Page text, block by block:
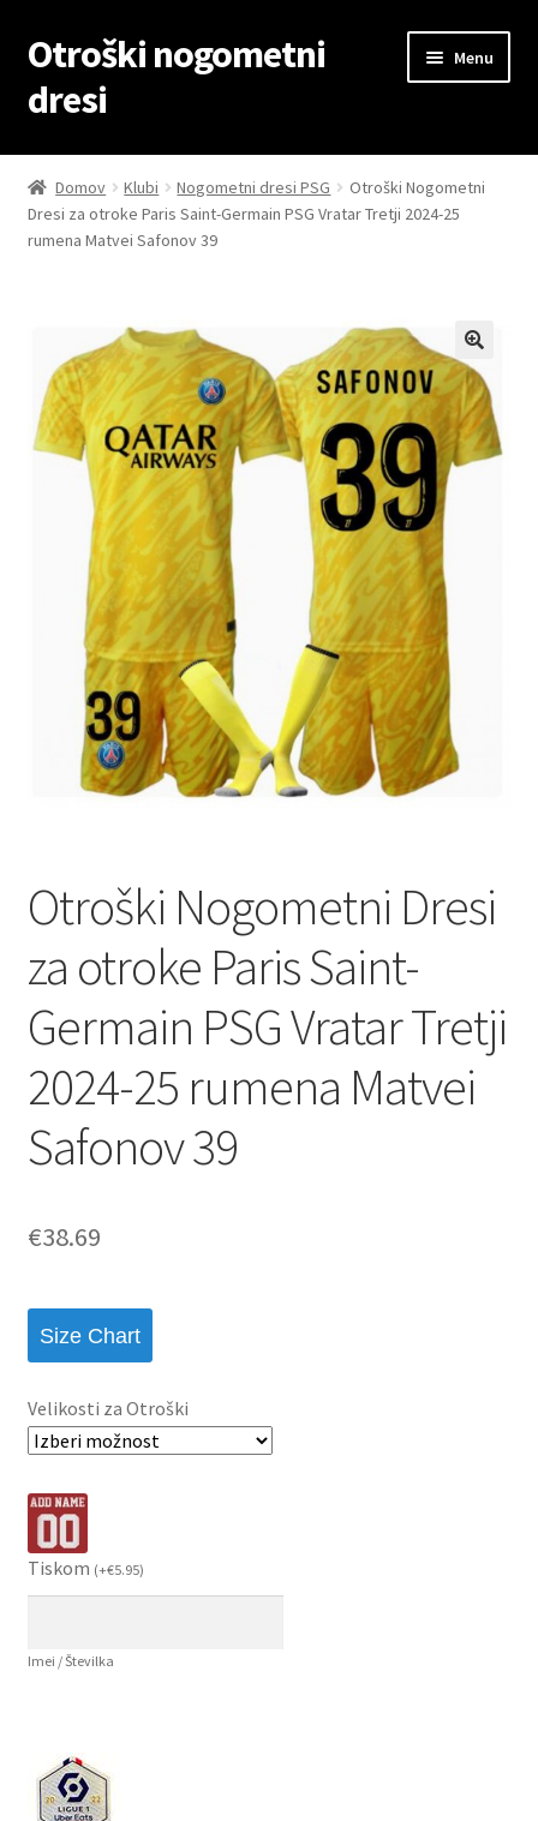
Skip
to
navigation
Skip
to
content
Otroški nogometni
dresi
Menu
Domov
Blog
Košarica
Moj račun
Trgovina
Zaključek nakupa
Domov Klubi Nogometni dresi PSG
Otroški Nogometni
Dresi za otroke Paris Saint-Germain PSG Vratar Tretji 2024-25
rumena Matvei Safonov 39
Otroški Nogometni Dresi
za otroke Paris Saint-
Germain PSG Vratar Tretji
2024-25 rumena Matvei
Safonov 39
€38.69
Size Chart
Velikosti za Otroški
Tiskom (+€5.95)
Imei / Številka